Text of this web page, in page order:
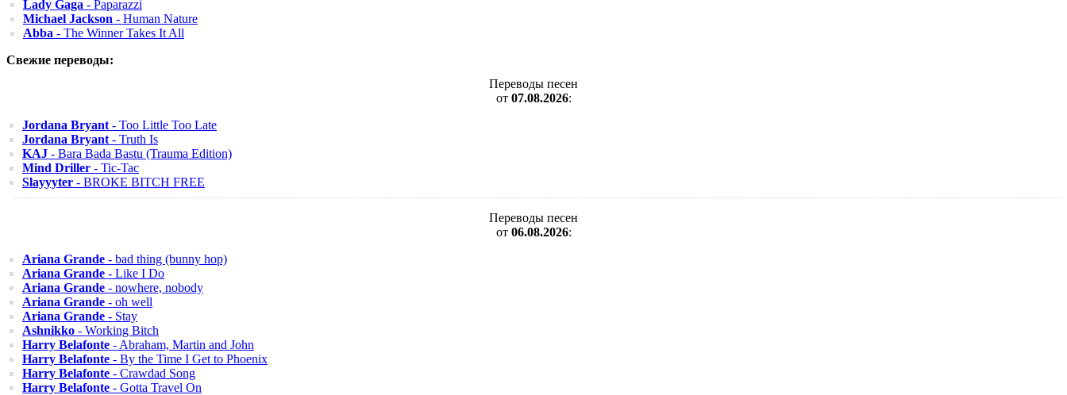
Lady Gaga - Paparazzi
Michael Jackson - Human Nature
Abba - The Winner Takes It All
Свежие переводы:
Переводы песен
от 07.08.2026:
Jordana Bryant - Too Little Too Late
Jordana Bryant - Truth Is
KAJ - Bara Bada Bastu (Trauma Edition)
Mind Driller - Tic-Tac
Slayyyter - BROKE BITCH FREE
Переводы песен
от 06.08.2026:
Ariana Grande - bad thing (bunny hop)
Ariana Grande - Like I Do
Ariana Grande - nowhere, nobody
Ariana Grande - oh well
Ariana Grande - Stay
Ashnikko - Working Bitch
Harry Belafonte - Abraham, Martin and John
Harry Belafonte - By the Time I Get to Phoenix
Harry Belafonte - Crawdad Song
Harry Belafonte - Gotta Travel On